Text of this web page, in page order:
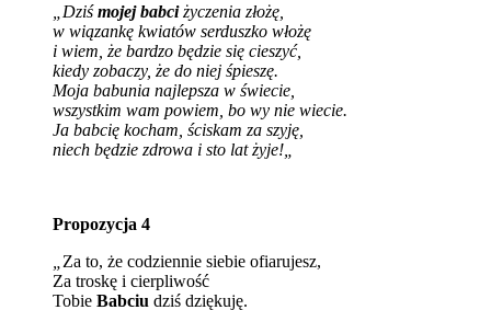
„Dziśmojej babciżyczenia złożę,
w wiązankę kwiatów serduszko włożę
i wiem, że bardzo będzie się cieszyć,
kiedy zobaczy, że do niej śpieszę.
Moja babunia najlepsza w świecie,
wszystkim wam powiem, bo wy nie wiecie.
Ja babcię kocham, ściskam za szyję,
niech będzie zdrowa i sto lat żyje!
Propozycja 4
Za to, że codziennie siebie ofiarujesz,
Za troskę i cierpliwość
Tobie Babciu dziś dziękuję.